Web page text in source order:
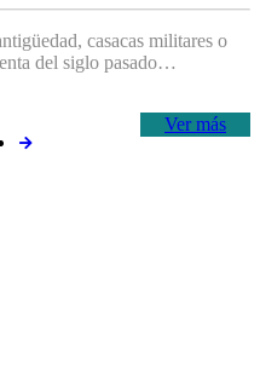
casacas militares o
del siglo pasado…
Ver más